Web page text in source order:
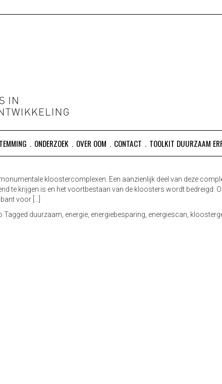
ONDERZOEK OVER OOM CONTACT TOOLKIT DUURZAAM
kloostercomplexen. Een aanzienlijk deel van deze
te krijgen is en het voortbestaan van de kloosters wordt bedreigd.
voor […]
Tagged duurzaam energie energiebesparing energiescan